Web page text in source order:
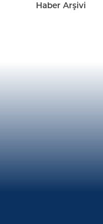
Haber Arşivi